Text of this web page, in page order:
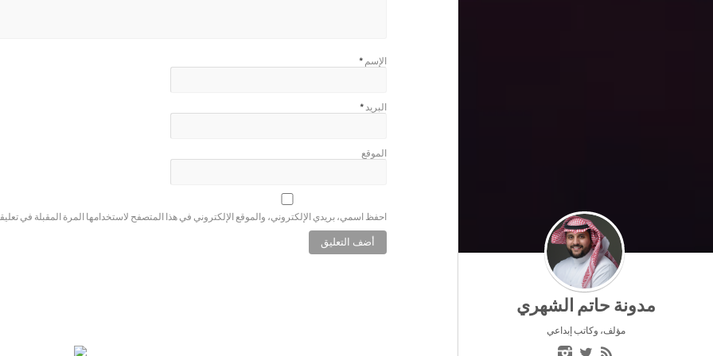
مدونة حاتم الشهري
مؤلف، وكاتب إبداعي
الإسم *
البريد*
الموقع
احفظ اسمي، بريدي الإلكتروني، والموقع الإلكتروني في هذا المتصفح لاستخدامها المرة المقبلة في